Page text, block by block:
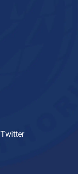
Twitter